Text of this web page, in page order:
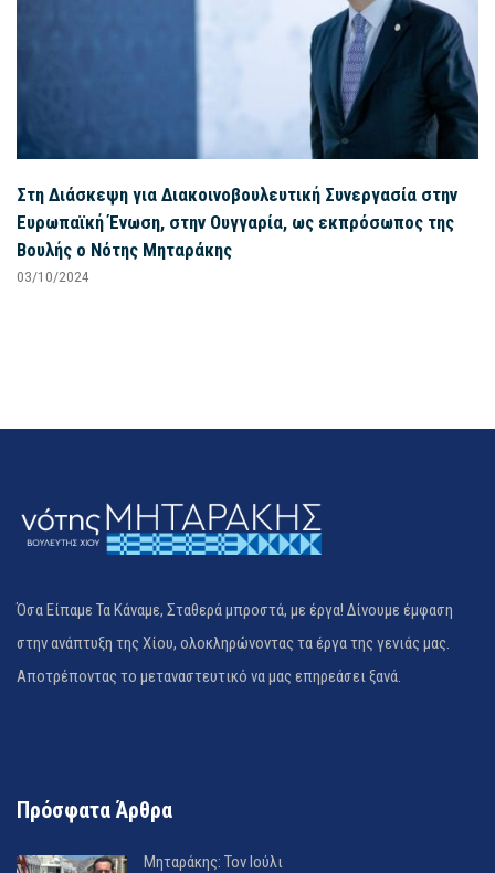
Στη Διάσκεψη για Διακοινοβουλευτική Συνεργασία στην
Ευρωπαϊκή Ένωση, στην Ουγγαρία, ως εκπρόσωπος της
Βουλής ο Νότης Μηταράκης
03/10/2024
Όσα Είπαμε Τα Κάναμε, Σταθερά μπροστά, με έργα! Δίνουμε έμφαση
στην ανάπτυξη της Χίου, ολοκληρώνοντας τα έργα της γενιάς μας.
Αποτρέποντας το μεταναστευτικό να μας επηρεάσει ξανά.
Πρόσφατα Άρθρα
Μηταράκης: Τον Ιούλι